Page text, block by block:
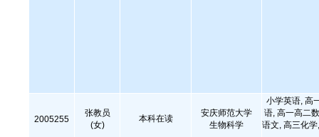
2005255
张教员
(女)
本科在读
安庆师范大学
生物科学
小学英语, 高
语, 高一高二
语文, 高三化